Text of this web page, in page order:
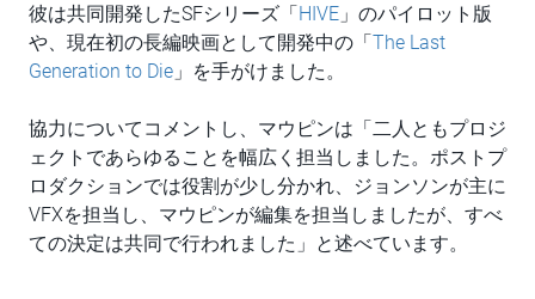
彼は共同開発したSFシリーズ「HIVE 」のパイロット版
や、現在初の長編映画として開発中の「The Last
Generation to Die 」を手がけました。
協力についてコメントし、マウピンは「二人ともプロジ
ェクトであらゆることを幅広く担当しました。ポストプ
ロダクションでは役割が少し分かれ、ジョンソンが主に
VFXを担当し、マウピンが編集を担当しましたが、すべ
ての決定は共同で行われました」と述べています。